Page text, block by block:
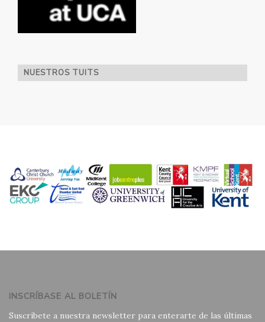
NUESTROS TUITS
INSCRÍBASE AL BOLETÍN
Suscríbete a nuestra newsletter para enterarte de las últimas